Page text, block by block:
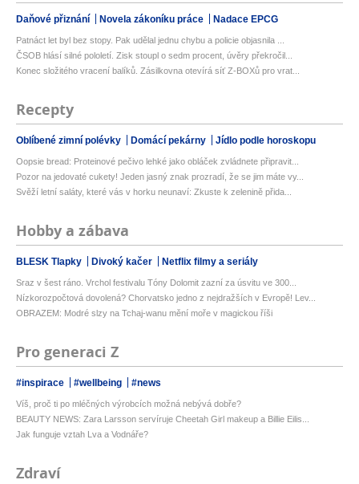
Daňové přiznání Novela zákoníku práce Nadace EPCG
Patnáct let byl bez stopy. Pak udělal jednu chybu a policie objasnila ...
ČSOB hlásí silné pololetí. Zisk stoupl o sedm procent, úvěry překročil...
Konec složitého vracení balíků. Zásilkovna otevírá síť Z-BOXů pro vrat...
Recepty
Oblíbené zimní polévky Domácí pekárny Jídlo podle horoskopu
Oopsie bread: Proteinové pečivo lehké jako obláček zvládnete připravit...
Pozor na jedovaté cukety! Jeden jasný znak prozradí, že se jim máte vy...
Svěží letní saláty, které vás v horku neunaví: Zkuste k zelenině přida...
Hobby a zábava
BLESK Tlapky Divoký kačer Netflix filmy a seriály
Sraz v šest ráno. Vrchol festivalu Tóny Dolomit zazní za úsvitu ve 300...
Nízkorozpočtová dovolená? Chorvatsko jedno z nejdražších v Evropě! Lev...
OBRAZEM: Modré slzy na Tchaj-wanu mění moře v magickou říši
Pro generaci Z
#inspirace #wellbeing #news
Víš, proč ti po mléčných výrobcích možná nebývá dobře?
BEAUTY NEWS: Zara Larsson servíruje Cheetah Girl makeup a Billie Eilis...
Jak funguje vztah Lva a Vodnáře?
Zdraví